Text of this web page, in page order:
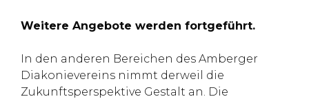
Weitere Angebote werden fortgeführt.
In den anderen Bereichen des Amberger
Diakonievereins nimmt derweil die
Zukunftsperspektive Gestalt an. Die